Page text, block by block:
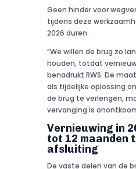
Geen hinder voor
tijdens deze
2026 duren.
“We willen de brug zo
houden, totdat
benadrukt RWS. De
als tijdelijke oplossing
de brug te verlengen,
vervanging is
Vernieuwing in
tot 12 maanden
afsluiting
De vaste delen van de